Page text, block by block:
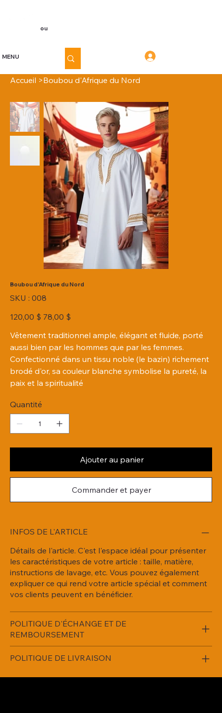
ou
MENU
Accueil >Boubou d'Afrique du Nord
Boubou d'Afrique du Nord
SKU : SKU
008
008
Prix
d’origine
120,00 $ Prix
promotionnel
78,00 $
Vêtement traditionnel ample, élégant et fluide, porté
aussi bien par les hommes que par les femmes.
Confectionné dans un tissu noble (le bazin) richement
brodé d'or, sa couleur blanche symbolise la pureté, la
paix et la spiritualité
Quantité
Ajouter au panier
Commander et payer
INFOS DE L'ARTICLE
Détails de l'article. C'est l'espace idéal pour présenter
les caractéristiques de votre article : taille, matière,
instructions de lavage, etc. Vous pouvez également
expliquer ce qui rend votre article spécial et comment
vos clients peuvent en bénéficier.
POLITIQUE D'ÉCHANGE ET DE
REMBOURSEMENT
POLITIQUE DE LIVRAISON